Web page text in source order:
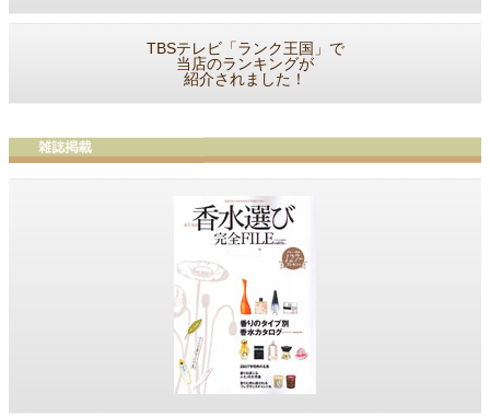
TBSテレビ「ランク王国」で
当店のランキングが
紹介されました！